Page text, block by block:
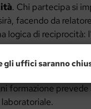
. Chi partecipa si
facendo da
logica di reciprocità:
dei
formazioni sono di
formazione
gli uffici saranno